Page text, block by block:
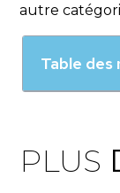
autre
Table des
PLUS